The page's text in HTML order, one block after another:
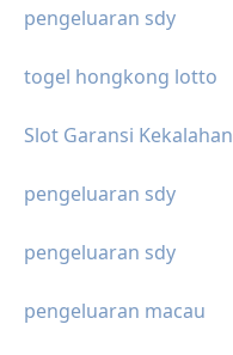
pengeluaran sdy
togel hongkong lotto
Slot Garansi Kekalahan
pengeluaran sdy
pengeluaran sdy
pengeluaran macau